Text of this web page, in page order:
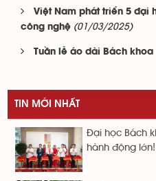
Việt Nam phát triển 5 đại
công nghệ (01/03/2025)
Tuần lễ áo dài Bách khoa
TIN MỚI NHẤT
Đại học Bách
hành động